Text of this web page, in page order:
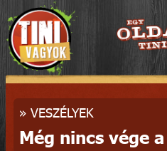
» VESZÉLYEK
Még nincs vége